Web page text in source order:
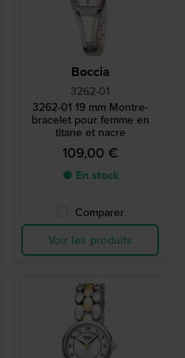
Boccia
3262-01
3262-01 19 mm Montre-
bracelet pour femme en
titane et nacre
109,00 €
● En stock
Comparer
Voir les produits